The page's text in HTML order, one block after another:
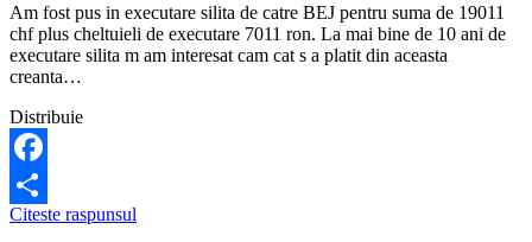
Am fost pus in executare silita de catre BEJ pentru suma de 19011
chf plus cheltuieli de executare 7011 ron. La mai bine de 10 ani de
executare silita m am interesat cam cat s a platit din aceasta
creanta…
Distribuie
Facebook
Share
Citeste raspunsul